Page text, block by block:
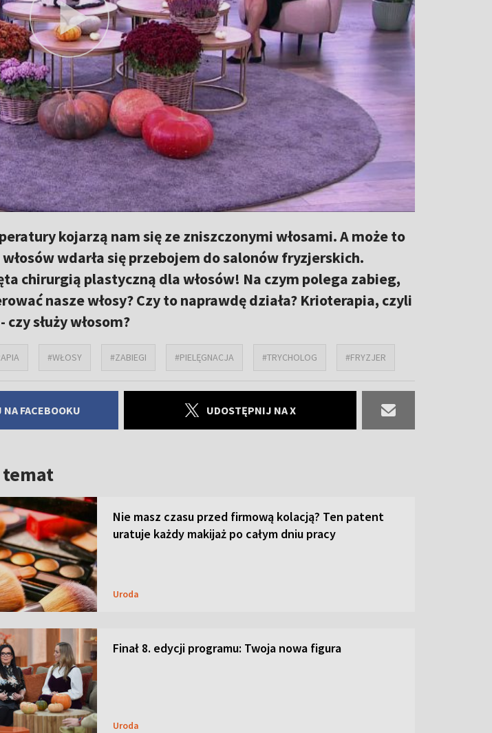
kojarzą nam się ze zniszczonymi włosami. A może to
wdarła się przebojem do salonów fryzjerskich.
chirurgią plastyczną dla włosów! Na czym polega zabieg,
nasze włosy? Czy to naprawdę działa? Krioterapia, czyli
służy włosom?
#WŁOSY #ZABIEGI #PIELĘGNACJA #TRYCHOLOG #FRYZJER
FACEBOOKU UDOSTĘPNIJ NA X
temat
Nie masz czasu przed firmową kolacją? Ten patent
uratuje każdy makijaż po całym dniu pracy
Uroda
Finał 8. edycji programu: Twoja nowa figura
Uroda